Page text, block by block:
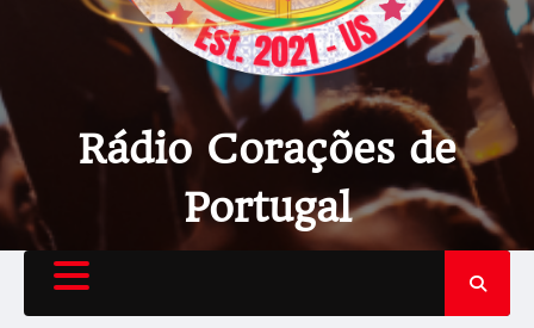
Rádio Corações de
Portugal